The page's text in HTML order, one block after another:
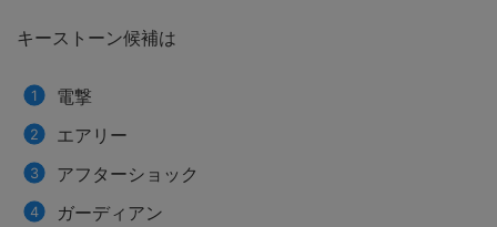
キーストーン候補は
電撃
エアリー
アフターショック
ガーディアン